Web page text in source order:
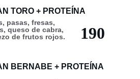
TORO + PROTEÍNA
pasas, fresas,
queso de cabra,
de frutos rojos.
190
BERNABE + PROTEÍNA